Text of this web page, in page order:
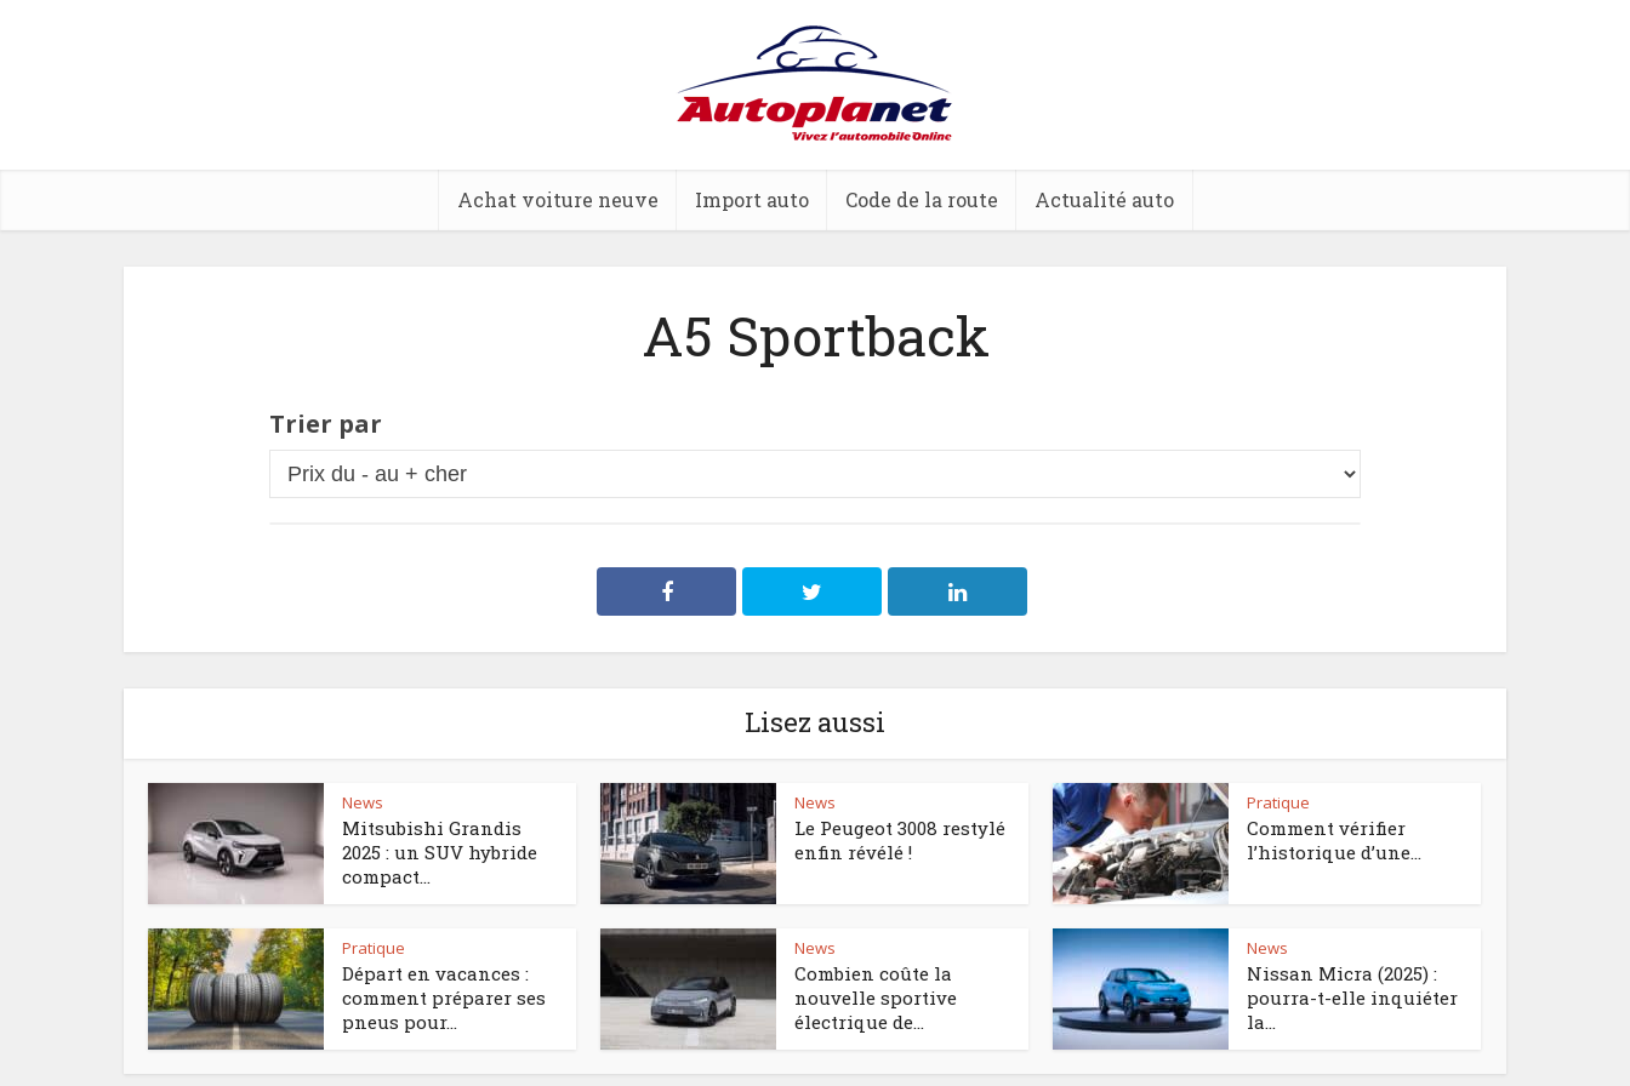
Achat voiture neuve Import auto Code de la route Actualité auto
A5 Sportback
Trier par
Lisez aussi
News
Mitsubishi Grandis
2025 : un SUV hybride
compact...
News
Le Peugeot 3008 restylé
enfin révélé !
Pratique
Comment vérifier
l’historique d’une...
Pratique
Départ en vacances :
comment préparer ses
pneus pour...
News
Combien coûte la
nouvelle sportive
électrique de...
News
Nissan Micra (2025) :
pourra-t-elle inquiéter
la...